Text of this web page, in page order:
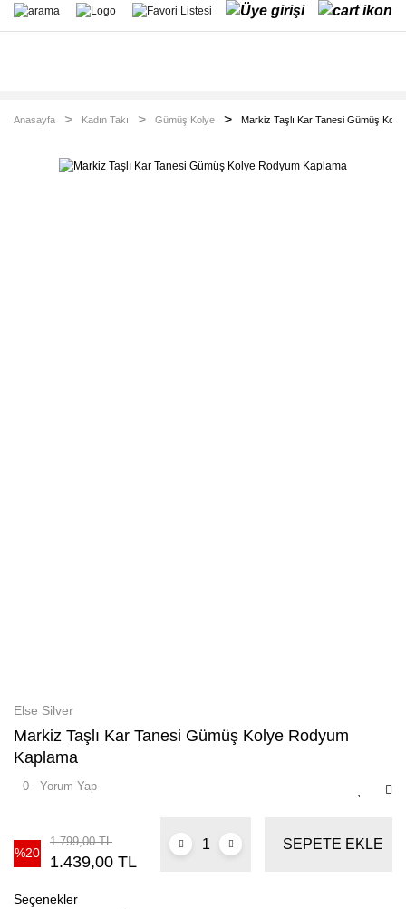
Anasayfa Kadın Takı Gümüş Kolye Markiz Taşlı Kar Tanesi Gümüş
Else Silver
Markiz Taşlı Kar Tanesi Gümüş Kolye Rodyum
Kaplama
0 - Yorum Yap
%20
1.799,00 TL
1.439,00 TL
SEPETE EKLE
Seçenekler